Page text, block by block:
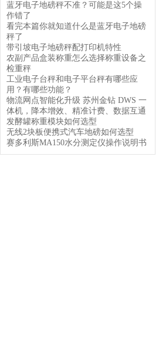
蓝牙电子地磅秤不准？可能是这5个操
作错了
看完本篇你就知道什么是蓝牙电子地磅
秤了
带引坡电子地磅秤配打印机特性
农副产品盒装称重怎么选择称重设备之
检重秤
工业电子台秤和电子平台秤有哪些应
用？有哪些功能？
物流网点智能化升级 苏州金钻 DWS 一
体机，降本增效、精准计费、数据互通
发酵罐称重模块如何选型
无线2块板便携式汽车地磅如何选型
赛多利斯MA150水分测定仪操作说明书